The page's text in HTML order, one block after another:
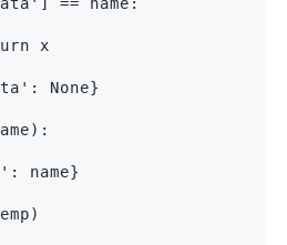
x
None}
name}